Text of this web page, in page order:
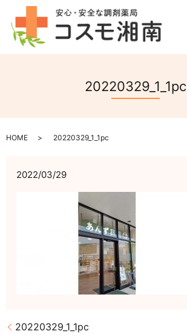
20220329_1_1pc
HOME 20220329_1_1pc
2022/03/29
20220329_1_1pc